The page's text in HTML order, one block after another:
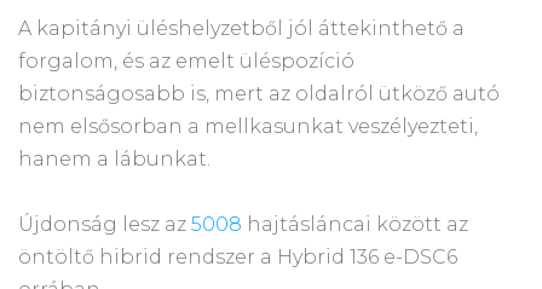
A kapitányi üléshelyzetből jól áttekinthető a
forgalom, és az emelt üléspozíció
biztonságosabb is, mert az oldalról ütköző autó
nem elsősorban a mellkasunkat veszélyezteti,
hanem a lábunkat.
Újdonság lesz az 5008 hajtásláncai között az
öntöltő hibrid rendszer a Hybrid 136 e-DSC6